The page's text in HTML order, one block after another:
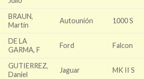
BRAUN,
Martín
Autounión 1000 S
DE LA
GARMA, F
Ford Falcon
GUTIERREZ,
Daniel
Jaguar MK II S